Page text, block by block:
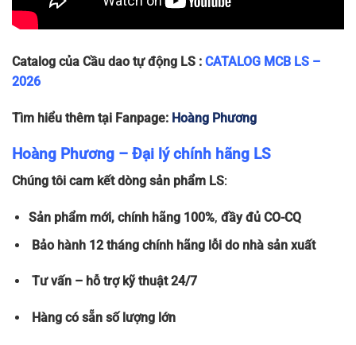
Catalog của Cầu dao tự động LS : CATALOG MCB LS –
2026
Tìm hiểu thêm tại Fanpage: Hoàng Phương
Hoàng Phương – Đại lý chính hãng LS
Chúng tôi cam kết dòng sản phẩm LS:
Sản phẩm mới, chính hãng 100%, đầy đủ CO-CQ
Bảo hành 12 tháng chính hãng lỗi do nhà sản xuất
Tư vấn – hỗ trợ kỹ thuật 24/7
Hàng có sẵn số lượng lớn